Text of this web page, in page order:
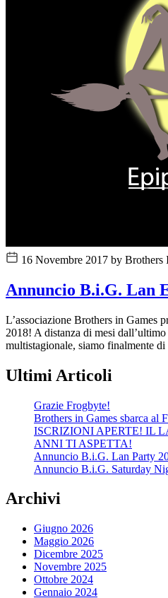
16 Novembre 2017 by Brothers
Annuncio B.i.G. Lan
L’associazione Brothers in Games
2018! A distanza di mesi
multistagionale, siamo finalmente di
Ultimi Articoli
Grazie Frogbyte!
Brothers in Games sbarca al
ISCRIZIONI APERTE! IL
ANNI TI ASPETTA!
Annuncio B.i.G. Lan Party
Annuncio B.i.G. Saturday
Archivi
Giugno 2026
Maggio 2026
Dicembre 2025
Novembre 2025
Ottobre 2024
Gennaio 2024